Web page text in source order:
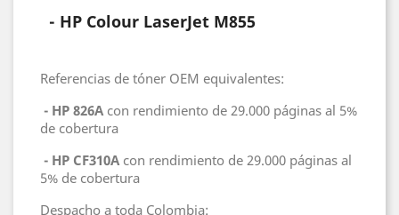
- HP Colour LaserJet M855
Referencias de tóner OEM equivalentes:
- HP 826A con rendimiento de 29.000 páginas al 5%
de cobertura
- HP CF310A con rendimiento de 29.000 páginas al
5% de cobertura
Despacho a toda Colombia: